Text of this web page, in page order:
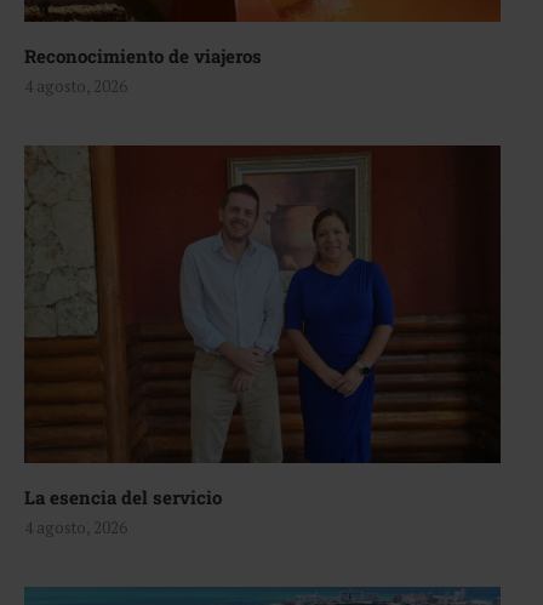
Reconocimiento de viajeros
4 agosto, 2026
La esencia del servicio
4 agosto, 2026